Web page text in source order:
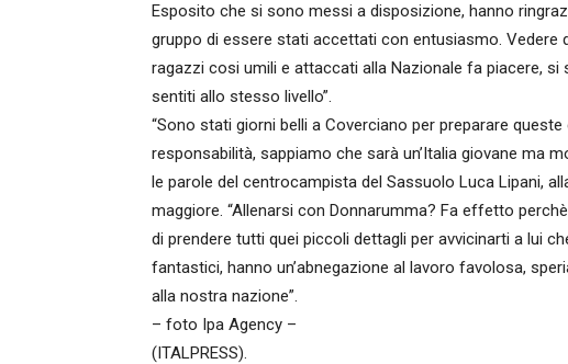
Esposito che si sono messi a disposizione, hanno
gruppo di essere stati accettati con entusiasmo. Vedere
ragazzi cosi umili e attaccati alla Nazionale fa piacere, si
sentiti allo stesso livello”.
“Sono stati giorni belli a Coverciano per preparare
responsabilità, sappiamo che sarà un’Italia giovane ma
le parole del centrocampista del Sassuolo Luca Lipani,
maggiore. “Allenarsi con Donnarumma? Fa effetto
di prendere tutti quei piccoli dettagli per avvicinarti a lui
fantastici, hanno un’abnegazione al lavoro favolosa,
alla nostra nazione”.
– foto Ipa Agency –
(ITALPRESS).